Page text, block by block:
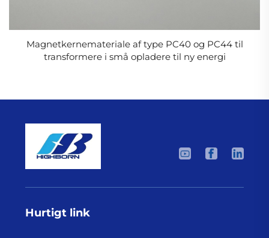
Magnetkernemateriale af type PC40 og PC44 til
transformere i små opladere til ny energi
Hurtigt link